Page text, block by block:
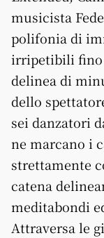
musicista
polifonia di
irripetibili fino
delinea di
dello
sei danzatori
ne marcano i
strettamente
catena
meditabondi
Attraversa le